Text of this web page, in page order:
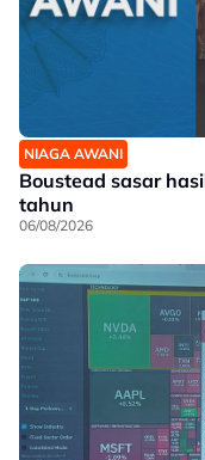
NIAGA AWANI
Boustead sasar
tahun
06/08/2026